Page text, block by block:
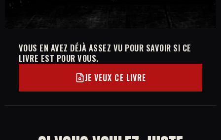
VOUS EN AVEZ DÉJÀ ASSEZ VU POUR SAVOIR SI CE
LIVRE EST POUR VOUS.
JE VEUX CE LIVRE